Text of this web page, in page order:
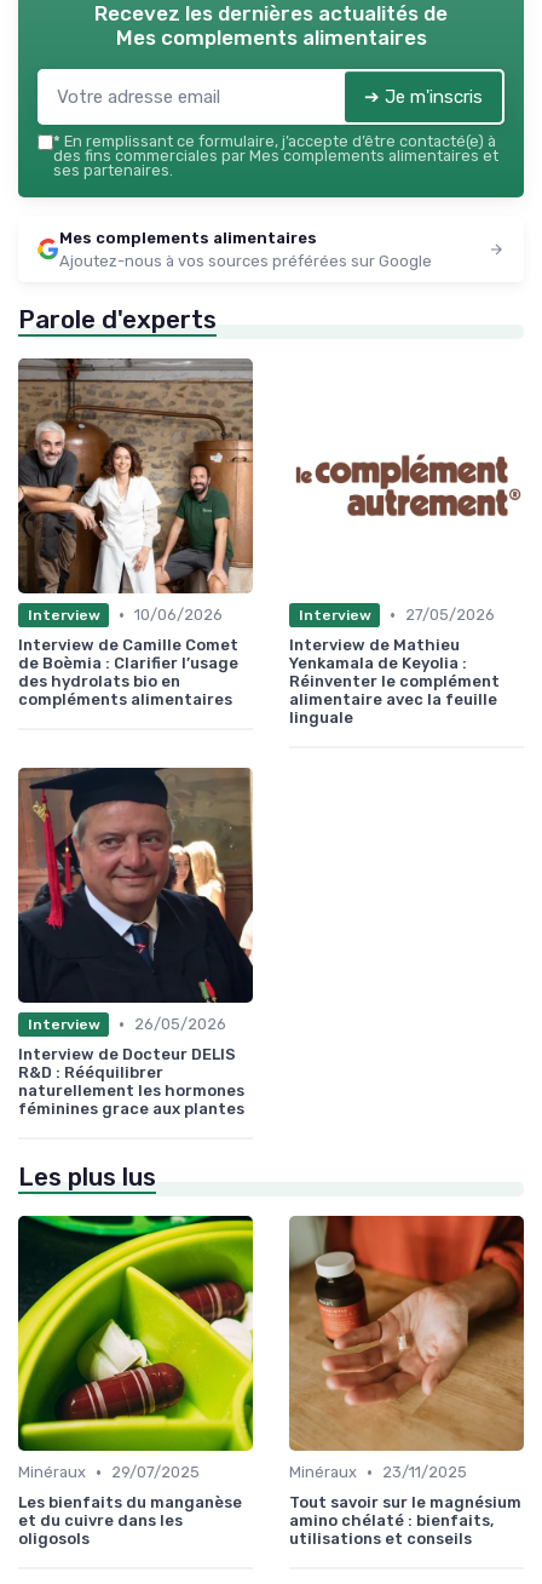
Recevez les dernières actualités de
Mes complements alimentaires
➔ Je m'inscris
* En remplissant ce formulaire, j’accepte d’être contacté(e) à
des fins commerciales par Mes complements alimentaires et
ses partenaires.
Mes complements alimentaires
Ajoutez-nous à vos sources préférées sur Google
Parole d'experts
Interview • 10/06/2026
Interview de Camille Comet
de Boèmia : Clarifier l’usage
des hydrolats bio en
compléments alimentaires
Interview •
27/05/2026
Interview de Mathieu
Yenkamala de Keyolia :
Réinventer le complément
alimentaire avec la feuille
linguale
Interview •
26/05/2026
Interview de Docteur DELIS
R&D : Rééquilibrer
naturellement les hormones
féminines grace aux plantes
Les plus lus
Minéraux •
29/07/2025
Les bienfaits du manganèse
et du cuivre dans les
oligosols
Minéraux •
23/11/2025
Tout savoir sur le magnésium
amino chélaté : bienfaits,
utilisations et conseils